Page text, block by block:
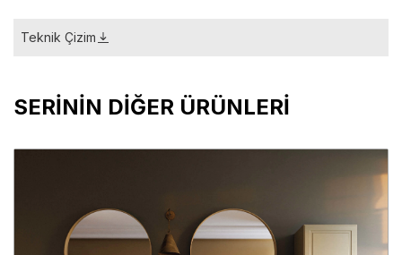
Teknik Çizim
SERİNİN DİĞER ÜRÜNLERİ